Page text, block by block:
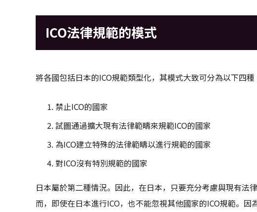
ICO法律規範的模式
將各國包括日本的ICO規範類型化，其模式大致可分為以下四種
禁止ICO的國家
試圖通過擴大現有法律範疇來規範ICO的國家
為ICO建立特殊的法律範疇以進行規範的國家
對ICO沒有特別規範的國家
日本屬於第二種情況。因此，在日本，只要充分考慮與現有法
而，即使在日本進行ICO，也不能忽視其他國家的ICO規範。